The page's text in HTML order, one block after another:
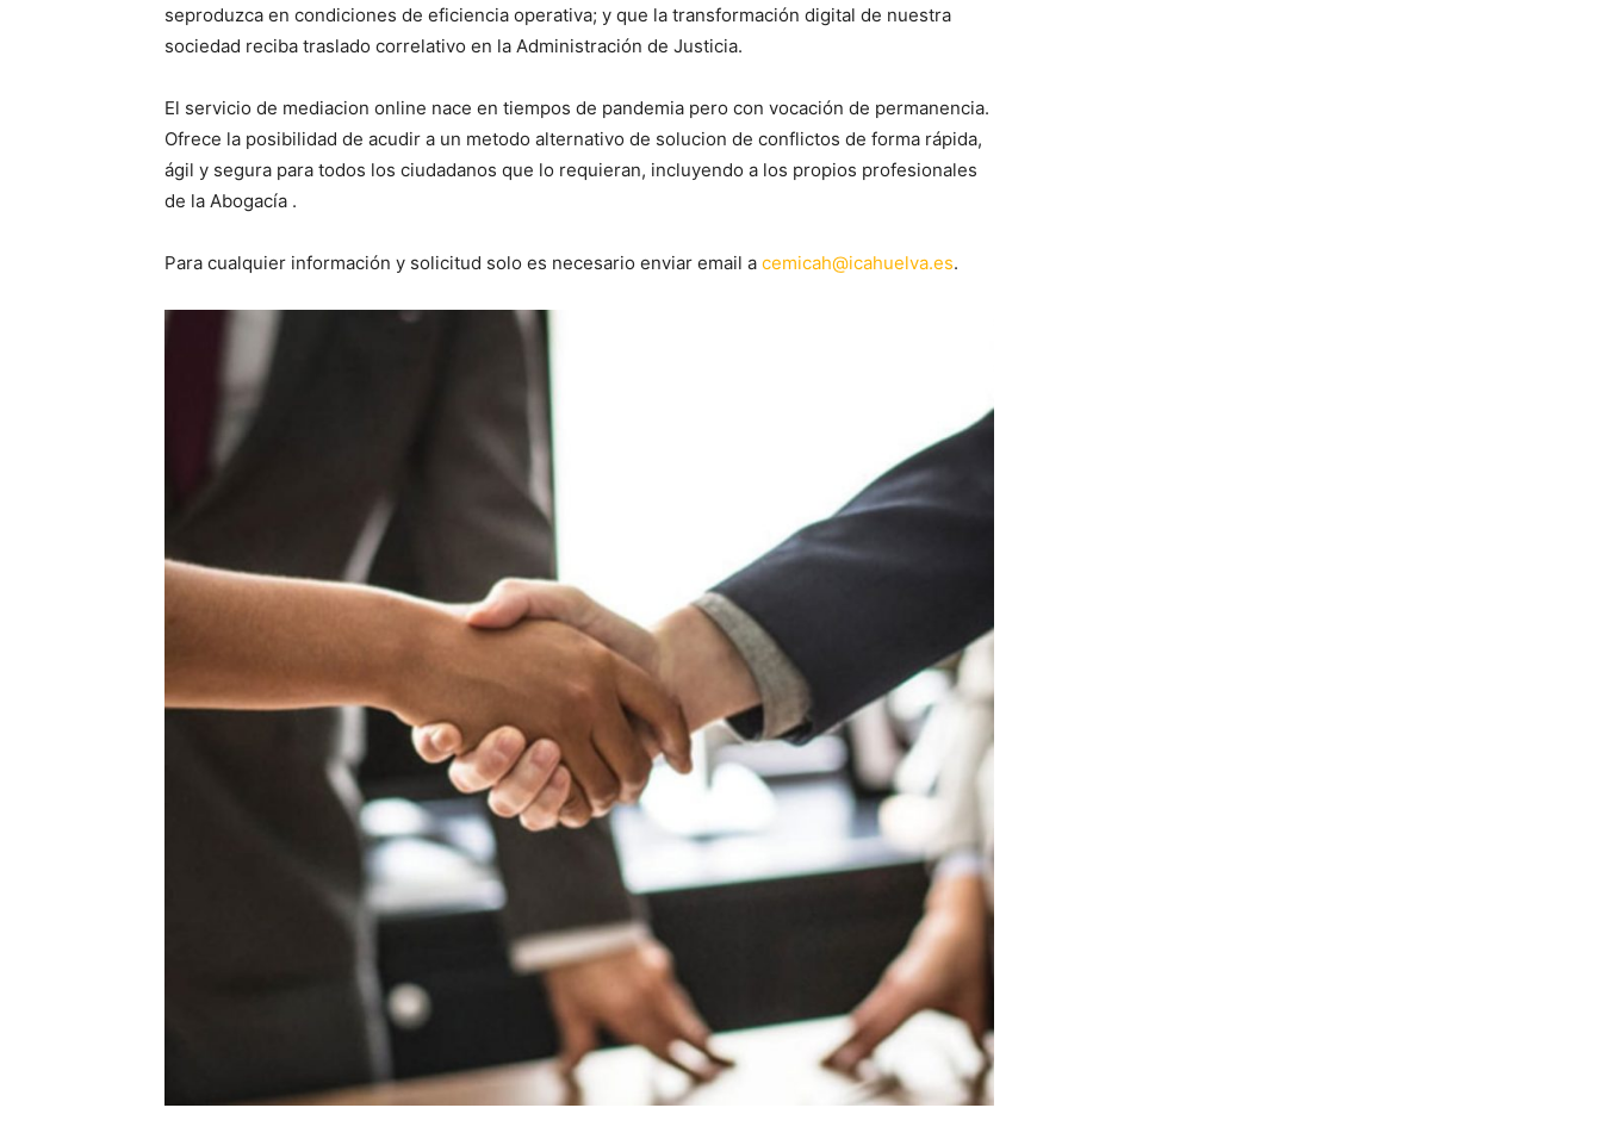
seproduzca en condiciones de eficiencia operativa; y que la transformación digital de nuestra
sociedad reciba traslado correlativo en la Administración de Justicia.
El servicio de mediacion online nace en tiempos de pandemia pero con vocación de permanencia.
Ofrece la posibilidad de acudir a un metodo alternativo de solucion de conflictos de forma rápida,
ágil y segura para todos los ciudadanos que lo requieran, incluyendo a los propios profesionales
de la Abogacía .
Para cualquier información y solicitud solo es necesario enviar email a cemicah@icahuelva.es.